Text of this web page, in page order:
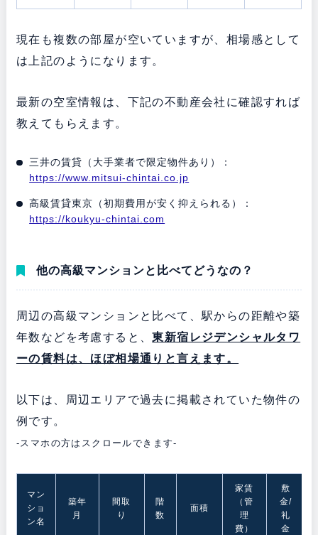
現在も複数の部屋が空いていますが、相場感として
は上記のようになります。
最新の空室情報は、下記の不動産会社に確認すれば
教えてもらえます。
三井の賃貸（大手業者で限定物件あり）：
https://www.mitsui-chintai.co.jp
高級賃貸東京（初期費用が安く抑えられる）：
https://koukyu-chintai.com
他の高級マンションと比べてどうなの？
周辺の高級マンションと比べて、駅からの距離や築
年数などを考慮すると、東新宿レジデンシャルタワ
ーの賃料は、ほぼ相場通りと言えます。
以下は、周辺エリアで過去に掲載されていた物件の
例です。
-スマホの方はスクロールできます-
マン
ショ
ン名
築年
月
間取
り
階
数
面積
家賃
（管
理
費）
敷
金/
礼
金